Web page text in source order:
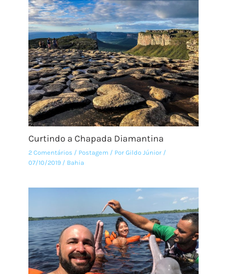
Curtindo a Chapada Diamantina
2 Comentários / Postagem / PorGildo Júnior /
07/10/2019 / Bahia